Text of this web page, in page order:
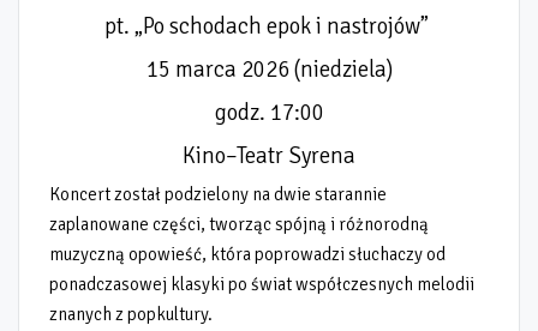
pt. „Po schodach epok i nastrojów”
15 marca 2026 (niedziela)
godz. 17:00
Kino–Teatr Syrena
Koncert został podzielony na dwie starannie
zaplanowane części, tworząc spójną i różnorodną
muzyczną opowieść, która poprowadzi słuchaczy od
ponadczasowej klasyki po świat współczesnych melodii
znanych z popkultury.